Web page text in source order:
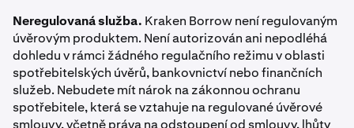
Neregulovaná služba. Kraken Borrow není regulovaným
úvěrovým produktem. Není autorizován ani nepodléhá
dohledu v rámci žádného regulačního režimu v oblasti
spotřebitelských úvěrů, bankovnictví nebo finančních
služeb. Nebudete mít nárok na zákonnou ochranu
spotřebitele, která se vztahuje na regulované úvěrové
smlouvy, včetně práva na odstoupení od smlouvy, lhůty